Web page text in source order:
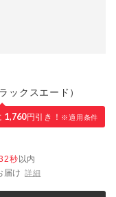
ックスエード）
1,760円引き！ ※適用条件
秒以内
届け 詳細